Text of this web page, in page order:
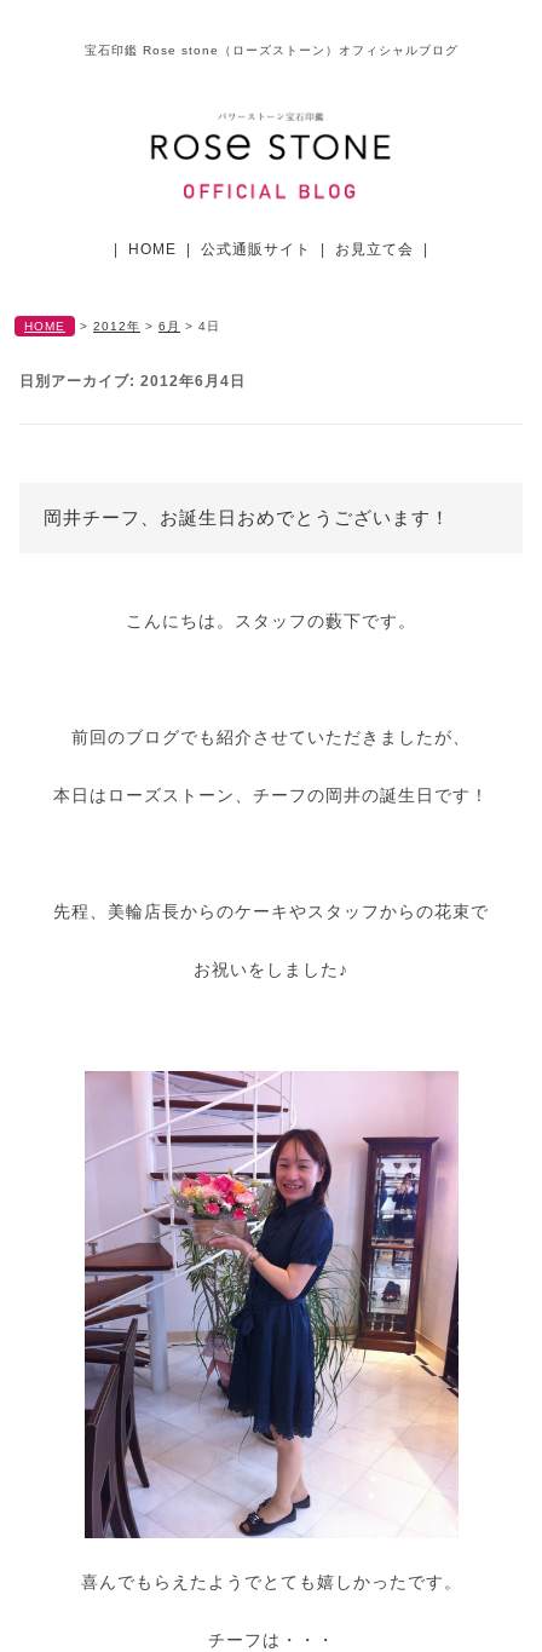
宝石印鑑 Rose stone（ローズストーン）オフィシャルブログ
HOME 公式通販サイト お見立て会
HOME > 2012年 > 6月 > 4日
日別アーカイブ: 2012年6月4日
岡井チーフ、お誕生日おめでとうございます！
こんにちは。スタッフの藪下です。
前回のブログでも紹介させていただきましたが、
本日はローズストーン、チーフの岡井の誕生日です！
先程、美輪店長からのケーキやスタッフからの花束で
お祝いをしました♪
喜んでもらえたようでとても嬉しかったです。
チーフは・・・